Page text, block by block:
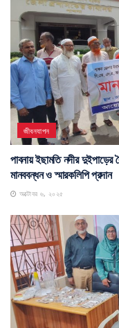
জীবনযাপন
পাবনায় ইছামতি নদীর দুইপাড়ের
মানববন্ধন ও স্মারকলিপি প্রদান
অক্টোবর ৬, ২০২৫